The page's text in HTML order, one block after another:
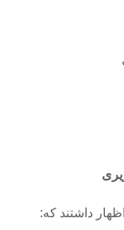
داشتند که: